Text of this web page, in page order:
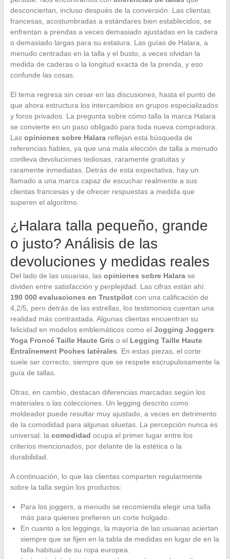
desconciertan, incluso después de la conversión. Las clientas
francesas, acostumbradas a estándares bien establecidos, se
enfrentan a prendas a veces demasiado ajustadas en la cadera
o demasiado largas para su estatura. Las guías de Halara, a
menudo centradas en la talla y el busto, a veces olvidan la
medida de caderas o la longitud exacta de la prenda, y eso
confunde las cosas.
El tema regresa sin cesar en las discusiones, hasta el punto de
que ahora estructura los intercambios en grupos especializados
y foros privados. La pregunta sobre cómo talla la marca Halara
se convierte en un paso obligado para toda nueva compradora.
Las opiniones sobre Halarareflejan esta búsqueda de
referencias fiables, ya que una mala elección de talla a menudo
conlleva devoluciones tediosas, raramente gratuitas y
raramente inmediatas. Detrás de esta expectativa, hay un
llamado a una marca capaz de escuchar realmente a sus
clientas francesas y de ofrecer respuestas a medida que
superen el algoritmo.
¿Halara talla pequeño, grande
o justo? Análisis de las
devoluciones y medidas reales
Del lado de las usuarias, las opiniones sobre Halarase
dividen entre satisfacción y perplejidad. Las cifras están ahí:
190 000 evaluaciones en Trustpilotcon una calificación de
4,2/5, pero detrás de las estrellas, los testimonios cuentan una
realidad más contrastada. Algunas clientas encuentran su
felicidad en modelos emblemáticos como el Jogging Joggers
Yoga Froncé Taille Haute Gris o el Legging Taille Haute
Entraînement Poches latérales . En estas piezas, el corte
suele ser correcto, siempre que se respete escrupulosamente la
guía de tallas.
Otras, en cambio, destacan diferencias marcadas según los
materiales o las colecciones. Un legging descrito como
moldeador puede resultar muy ajustado, a veces en detrimento
de la comodidad para algunas siluetas. La percepción nunca es
universal: la comodidad ocupa el primer lugar entre los
criterios mencionados, por delante de la estética o la
durabilidad.
A continuación, lo que las clientas comparten regularmente
sobre la talla según los productos:
Para los joggers, a menudo se recomienda elegir una talla
más para quienes prefieren un corte holgado.
En cuanto a los leggings, la mayoría de las usuarias aciertan
siempre que se fijen en la tabla de medidas en lugar de en la
talla habitual de su ropa europea.